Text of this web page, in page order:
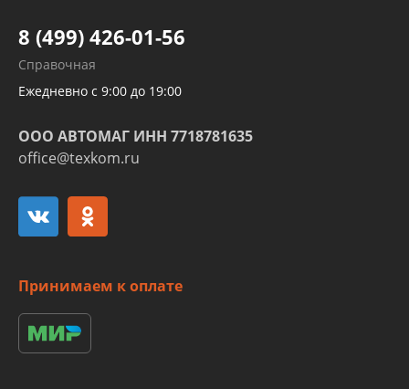
Развертка пайка медных стальных
алюминиевых трубок и штуцеров
8 (499) 426-01-56
Справочная
Ежедневно с 9:00 до 19:00
ООО АВТОМАГ ИНН 7718781635
office@texkom.ru
Принимаем к оплате